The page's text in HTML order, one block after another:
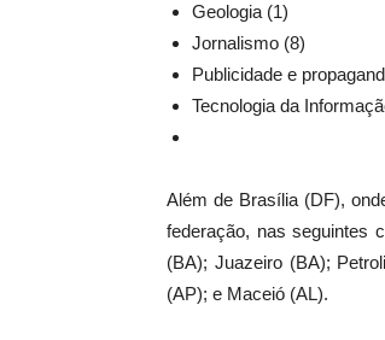
Geologia (1)
Jornalismo (8)
Publicidade e
Tecnologia da
Além de Brasília (DF),
federação, nas seguintes
(BA); Juazeiro (BA);
(AP); e Maceió (AL).